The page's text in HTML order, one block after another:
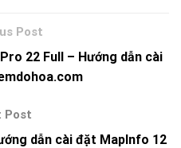
22 Full – Hướng dẫn cài
dẫn cài đặt MapInfo 12